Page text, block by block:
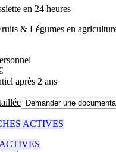
en 24 heures
& Légumes en
après 2 ans
Demander une